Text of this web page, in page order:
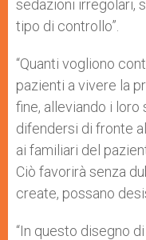
sedazioni irregolari,
tipo di controllo”.
“Quanti vogliono
pazienti a vivere la
fine, alleviando i
difendersi di fronte
ai familiari del
Ciò favorirà senza
create, possano
“In questo disegno